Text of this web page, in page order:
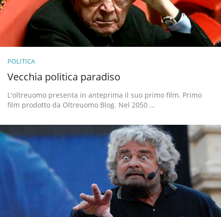
POLITICA
Vecchia politica paradiso
L'oltreuomo presenta in anteprima il suo primo film. Primo
film prodotto da Oltreuomo Blog. Nel 2050 …